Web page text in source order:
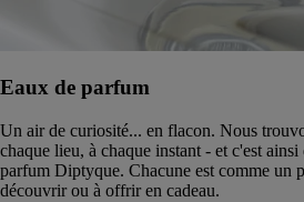
Eaux de parfum
Un air de curiosité... en flacon. Nous
chaque lieu, à chaque instant - et c'est ainsi
parfum Diptyque. Chacune est comme un
découvrir ou à offrir en cadeau.